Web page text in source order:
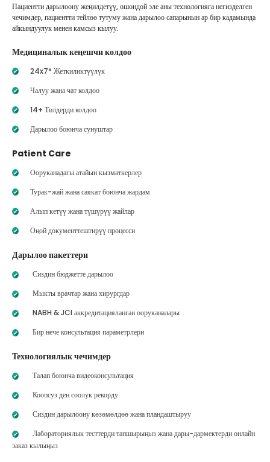
Пациентти дарылоону жеңилдетүү, ошондой эле аны технологияга негизделген
чечимдер, пациентти тейлөө тутуму жана дарылоо сапарынын ар бир кадамында
айкындуулук менен камсыз кылуу.
Медициналык кеңешчи колдоо
24x7* Жеткиликтүүлүк
Чалуу жана чат колдоо
14+ Тилдерди колдоо
Дарылоо боюнча сунуштар
Patient Care
Ооруканадагы атайын кызматкерлер
Турак-жай жана саякат боюнча жардам
Алып кетүү жана түшүрүү жайлар
Оңой документтештирүү процесси
Дарылоо пакеттери
Сиздин бюджетте дарылоо
Мыкты врачтар жана хирургдар
NABH & JCI аккредитацияланган ооруканалары
Бир нече консультация параметрлери
Технологиялык чечимдер
Талап боюнча видеоконсультация
Коопсуз ден соолук рекорду
Сиздин дарылоону көзөмөлдөө жана пландаштыруу
Лабораториялык тесттерди тапшырыңыз жана дары-дармектерди онлайн
заказ кылыңыз